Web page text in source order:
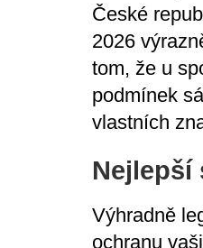
České
2026
tom, že u
podmínek
vlastních
Nejlepší
Výhradně
ochranu